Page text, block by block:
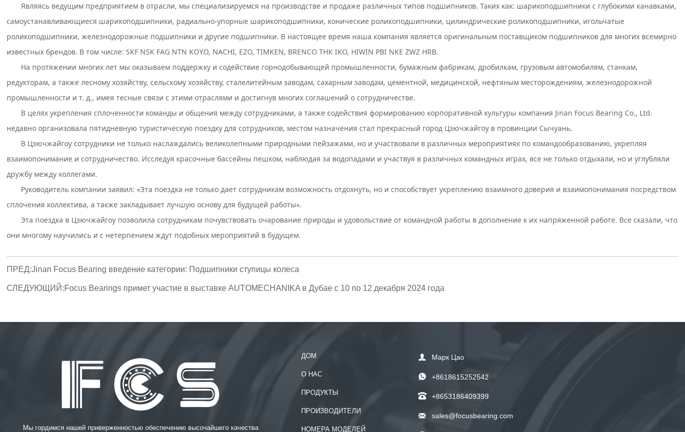
Являясь ведущим предприятием в отрасли, мы специализируемся на производстве и продаже различных типов подшипников. Таких как: шарикоподшипники с глубокими канавками,
самоустанавливающиеся шарикоподшипники, радиально-упорные шарикоподшипники, конические роликоподшипники, цилиндрические роликоподшипники, игольчатые
роликоподшипники, железнодорожные подшипники и другие подшипники. В настоящее время наша компания является оригинальным поставщиком подшипников для многих всемирно
известных брендов. В том числе: SKF NSK FAG NTN KOYO, NACHI, EZO, TIMKEN, BRENCO THK IKO, HIWIN PBI NKE ZWZ HRB.
На протяжении многих лет мы оказываем поддержку и содействие горнодобывающей промышленности, бумажным фабрикам, дробилкам, грузовым автомобилям, станкам,
редукторам, а также лесному хозяйству, сельскому хозяйству, сталелитейным заводам, сахарным заводам, цементной, медицинской, нефтяным месторождениям, железнодорожной
промышленности и т. д., имея тесные связи с этими отраслями и достигнув многих соглашений о сотрудничестве.
В целях укрепления сплоченности команды и общения между сотрудниками, а также содействия формированию корпоративной культуры компания Jinan Focus Bearing Co., Ltd.
недавно организовала пятидневную туристическую поездку для сотрудников, местом назначения стал прекрасный город Цзючжайгоу в провинции Сычуань.
В Цзючжайгоу сотрудники не только наслаждались великолепными природными пейзажами, но и участвовали в различных мероприятиях по командообразованию, укрепляя
взаимопонимание и сотрудничество. Исследуя красочные бассейны пешком, наблюдая за водопадами и участвуя в различных командных играх, все не только отдыхали, но и углубляли
дружбу между коллегами.
Руководитель компании заявил: «Эта поездка не только дает сотрудникам возможность отдохнуть, но и способствует укреплению взаимного доверия и взаимопонимания посредством
сплочения коллектива, а также закладывает лучшую основу для будущей работы».
Эта поездка в Цзючжайгоу позволила сотрудникам почувствовать очарование природы и удовольствие от командной работы в дополнение к их напряженной работе. Все сказали, что
они многому научились и с нетерпением ждут подобных мероприятий в будущем.
ПРЕД:Jinan Focus Bearing введение категории: Подшипники ступицы колеса
СЛЕДУЮЩИЙ:Focus Bearings примет участие в выставке AUTOMECHANIKA в Дубае с 10 по 12 декабря 2024 года
Мы гордимся нашей приверженностью обеспечению высочайшего качества
ДОМ
О НАС
ПРОДУКТЫ
ПРОИЗВОДИТЕЛИ
НОМЕРА МОДЕЛЕЙ
 Марк Цао
 +8618615252542
 +8653186409399
 sales@focusbearing.com